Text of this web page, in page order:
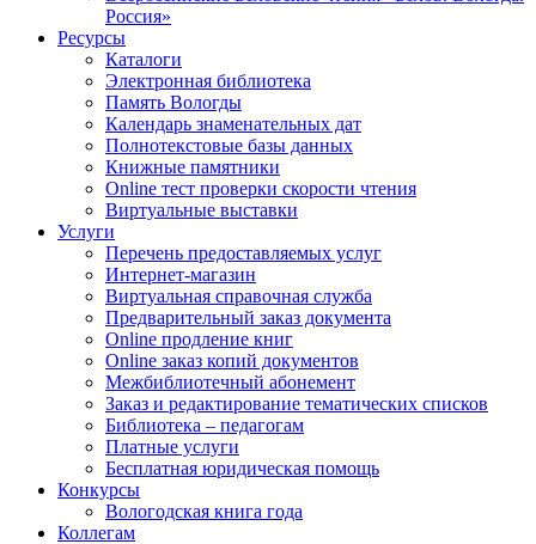
Россия»
Ресурсы
Каталоги
Электронная библиотека
Память Вологды
Календарь знаменательных дат
Полнотекстовые базы данных
Книжные памятники
Online тест проверки скорости чтения
Виртуальные выставки
Услуги
Перечень предоставляемых услуг
Интернет-магазин
Виртуальная справочная служба
Предварительный заказ документа
Online продление книг
Online заказ копий документов
Межбиблиотечный абонемент
Заказ и редактирование тематических списков
Библиотека – педагогам
Платные услуги
Бесплатная юридическая помощь
Конкурсы
Вологодская книга года
Коллегам